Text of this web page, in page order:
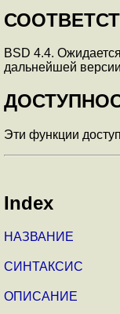
BSD 4.4.
дальнейшей
Эти функции
Index
НАЗВАНИЕ
СИНТАКСИС
ОПИСАНИЕ